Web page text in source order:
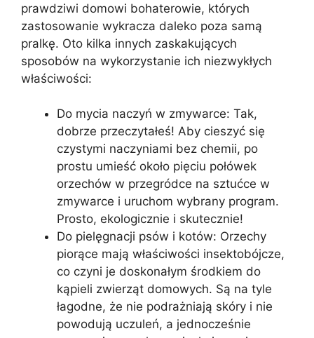
prawdziwi domowi bohaterowie, których
zastosowanie wykracza daleko poza samą
pralkę. Oto kilka innych zaskakujących
sposobów na wykorzystanie ich niezwykłych
właściwości:
Do mycia naczyń w zmywarce: Tak,
dobrze przeczytałeś! Aby cieszyć się
czystymi naczyniami bez chemii, po
prostu umieść około pięciu połówek
orzechów w przegródce na sztućce w
zmywarce i uruchom wybrany program.
Prosto, ekologicznie i skutecznie!
Do pielęgnacji psów i kotów: Orzechy
piorące mają właściwości insektobójcze,
co czyni je doskonałym środkiem do
kąpieli zwierząt domowych. Są na tyle
łagodne, że nie podrażniają skóry i nie
powodują uczuleń, a jednocześnie